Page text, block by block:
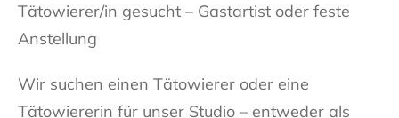
Tätowierer/in gesucht – Gastartist oder feste
Anstellung
Wir suchen einen Tätowierer oder eine
Tätowiererin für unser Studio – entweder als